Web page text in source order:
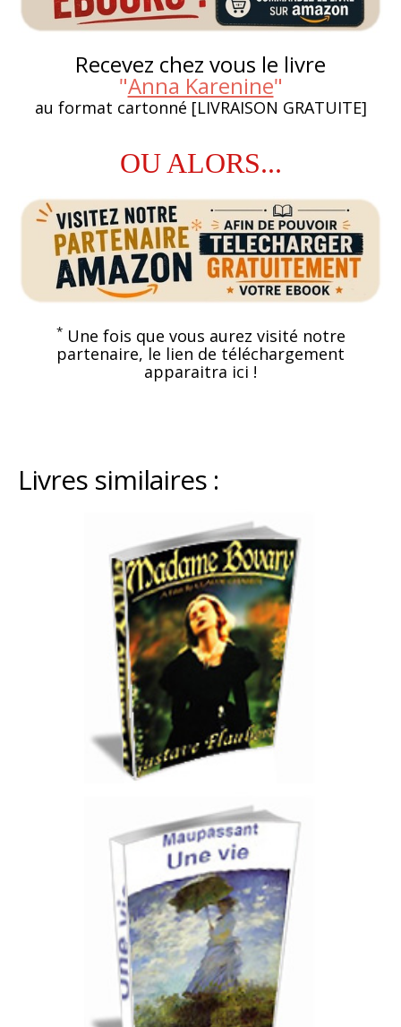
Recevez chez vous le livre
"Anna Karenine"
au format cartonné [LIVRAISON GRATUITE]
OU ALORS...
*Une fois que vous aurez visité notre
partenaire, le lien de téléchargement
apparaitra ici !
Livres similaires :